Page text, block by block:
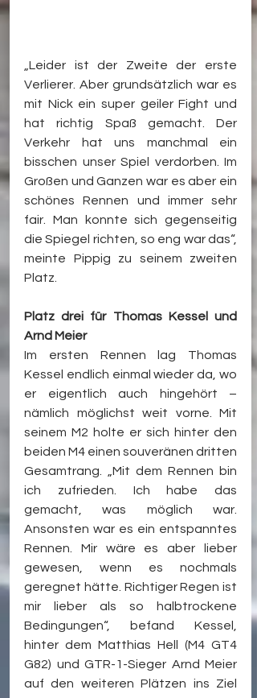
„Leider ist der Zweite der erste
Verlierer. Aber grundsätzlich war es
mit Nick ein super geiler Fight und
hat richtig Spaß gemacht. Der
Verkehr hat uns manchmal ein
bisschen unser Spiel verdorben. Im
Großen und Ganzen war es aber ein
schönes Rennen und immer sehr
fair. Man konnte sich gegenseitig
die Spiegel richten, so eng war das“,
meinte Pippig zu seinem zweiten
Platz.
Platz drei für Thomas Kessel und
Arnd Meier
Im ersten Rennen lag Thomas
Kessel endlich einmal wieder da, wo
er eigentlich auch hingehört –
nämlich möglichst weit vorne. Mit
seinem M2 holte er sich hinter den
beiden M4 einen souveränen dritten
Gesamtrang. „Mit dem Rennen bin
ich zufrieden. Ich habe das
gemacht, was möglich war.
Ansonsten war es ein entspanntes
Rennen. Mir wäre es aber lieber
gewesen, wenn es nochmals
geregnet hätte. Richtiger Regen ist
mir lieber als so halbtrockene
Bedingungen“, befand Kessel,
hinter dem Matthias Hell (M4 GT4
G82) und GTR-1-Sieger Arnd Meier
auf den weiteren Plätzen ins Ziel